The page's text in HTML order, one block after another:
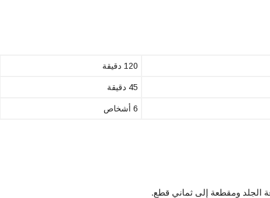
120 دقيقة
45 دقيقة
6 أشخاص
الجلد ومقطعة إلى ثماني قطع.